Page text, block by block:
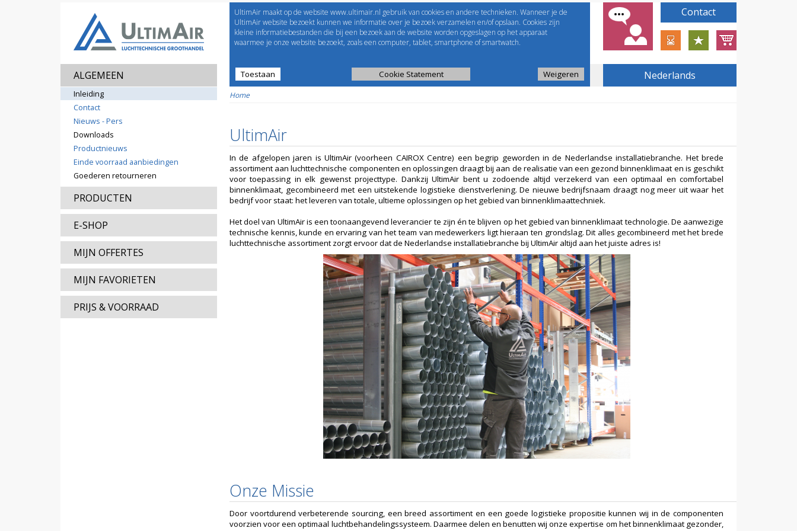
ALGEMEEN
Inleiding
Contact
Nieuws - Pers
Downloads
Productnieuws
Einde voorraad aanbiedingen
Goederen retourneren
PRODUCTEN
E-SHOP
MIJN OFFERTES
MIJN FAVORIETEN
PRIJS & VOORRAAD
EShop-nummer
Wachtwoord
Welcome toUltimAir
Prijslijst Selectie tools
UltimAir maakt op de website www.ultimair.nl gebruik van cookies en andere technieken. Wanneer je de
UltimAir website bezoekt kunnen we informatie over je bezoek verzamelen en/of opslaan. Cookies zijn
kleine informatiebestanden die bij een bezoek aan de website worden opgeslagen op het apparaat
waarmee je onze website bezoekt, zoals een computer, tablet, smartphone of smartwatch.
Toestaan Cookie Statement Weigeren Nederlands
Contact
Home
UltimAir
In de afgelopen jaren is UltimAir (voorheen CAIROX Centre) een begrip geworden in de Nederlandse installatiebranche. Het brede
assortiment aan luchttechnische componenten en oplossingen draagt bij aan de realisatie van een gezond binnenklimaat en is geschikt
voor toepassing in elk gewenst projecttype. Dankzij UltimAir bent u zodoende altijd verzekerd van een optimaal en comfortabel
binnenklimaat, gecombineerd met een uitstekende logistieke dienstverlening. De nieuwe bedrijfsnaam draagt nog meer uit waar het
bedrijf voor staat: het leveren van totale, ultieme oplossingen op het gebied van binnenklimaattechniek.
Het doel van UltimAir is een toonaangevend leverancier te zijn én te blijven op het gebied van binnenklimaat technologie. De aanwezige
technische kennis, kunde en ervaring van het team van medewerkers ligt hieraan ten grondslag. Dit alles gecombineerd met het brede
luchttechnische assortiment zorgt ervoor dat de Nederlandse installatiebranche bij UltimAir altijd aan het juiste adres is!
Onze Missie
Door voortdurend verbeterende sourcing, een breed assortiment en een goede logistieke propositie kunnen wij in de componenten
voorzien voor een optimaal luchtbehandelingssysteem. Daarmee delen en benutten wij onze expertise om het binnenklimaat gezonder,